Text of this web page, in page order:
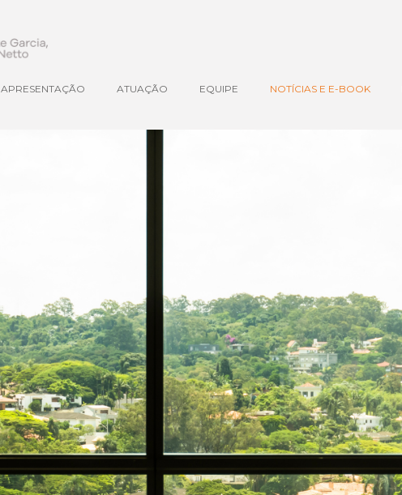
APRESENTAÇÃO ATUAÇÃO EQUIPE NOTÍCIAS E E-BOOK